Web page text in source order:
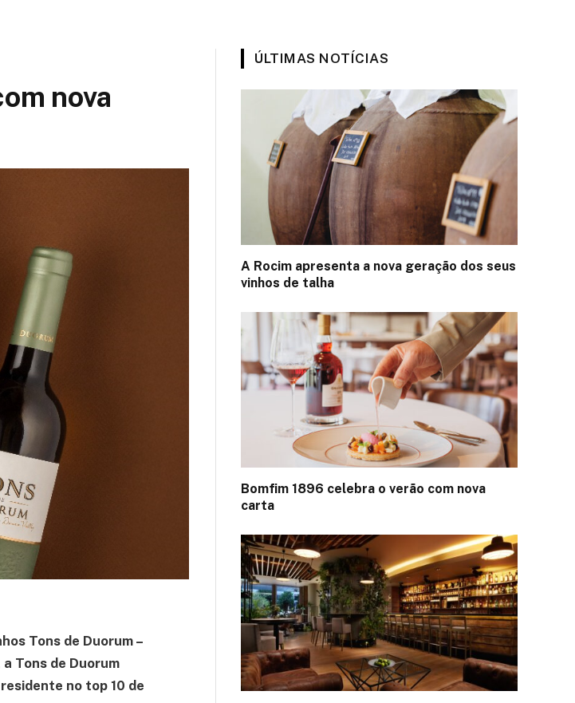
nova
Tons de Duorum –
Tons de Duorum
no top 10 de
ÚLTIMAS NOTÍCIAS
A Rocim apresenta a nova geração dos seus
vinhos de talha
Bomfim 1896 celebra o verão com nova
carta